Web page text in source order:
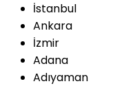
İstanbul
Ankara
İzmir
Adana
Adıyaman